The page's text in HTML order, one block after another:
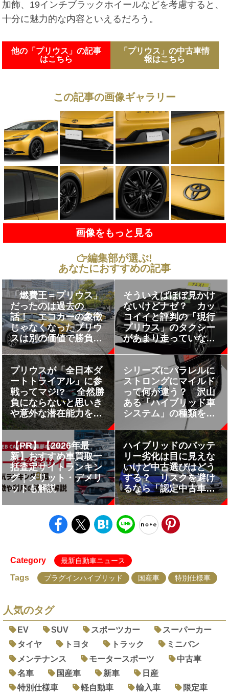
加飾、19インチブラックホイールなどを考慮すると、
十分に魅力的な内容といえるだろう。
他の「プリウス」の記事
はこちら
「プリウス」の中古車情
報はこちら
この記事の画像ギャラリー
画像をもっと見る
編集部が選ぶ!
あなたにおすすめの記事
「燃費王＝プリウス」
だったのは過去の
話！ エコカーの象徴
じゃなくなったプリウ
スは別の価値で勝負し
ている!!
そういえばほぼ見かけ
ないけどナゼ？ カッ
コイイと評判の「現行
プリウス」のタクシー
があまり走っていない
ワケ
プリウスが「全日本ダ
ートトライアル」に参
戦ってマジ!? 全然勝
負にならないと思いき
や意外な潜在能力を見
せつけた！
シリーズにパラレルに
ストロングにマイルド
って何が違う？ 沢山
ある「ハイブリッド車
システム」の種類をス
ッキリ整理してみた
【PR】【2026年最
新】おすすめ車買取一
括査定サイトランキン
グ｜メリット・デメリ
ットも解説
ハイブリッドのバッテ
リー劣化は目に見えな
いけど中古選びはどう
する？ リスクを避け
るなら「認定中古車」
を選ぶのが正解！
Category 最新自動車ニュース
Tags プラグインハイブリッド 国産車 特別仕様車
人気のタグ
EV SUV スポーツカー
スーパーカー
タイヤ
トヨタ トラック
ミニバン
メンテナンス
モータースポーツ
中古車
名車
国産車 新車
日産
特別仕様車
軽自動車 輸入車
限定車